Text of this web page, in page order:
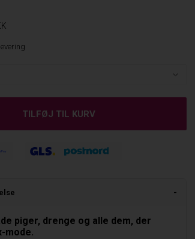
piger, drenge og alle dem, der
mode.